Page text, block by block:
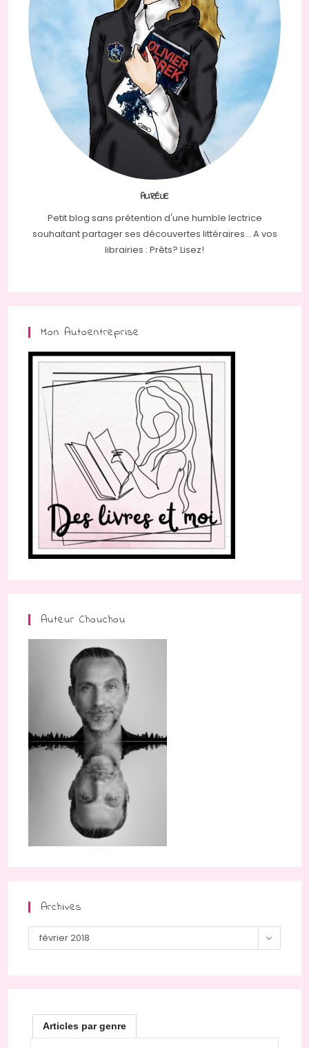
AURÉLIE
Petit blog sans prétention d'une humble lectrice
souhaitant partager ses découvertes littéraires... A vos
librairies : Prêts? Lisez!
Mon Autoentreprise
Auteur Chouchou
Archives
Archives
février 2018
Articles par genre